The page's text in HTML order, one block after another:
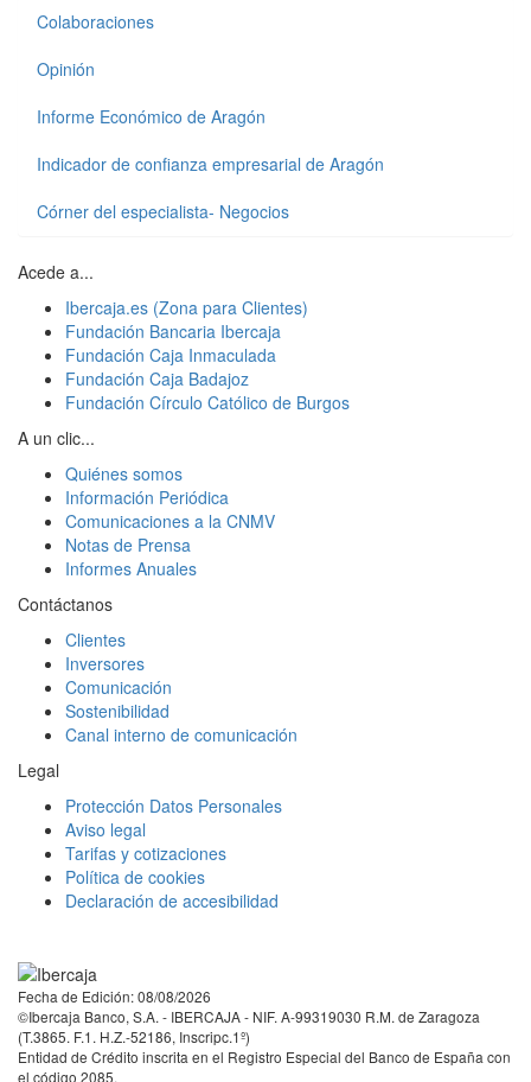
Colaboraciones
Opinión
Informe Económico de Aragón
Indicador de confianza empresarial de Aragón
Córner del especialista- Negocios
Acede a...
Ibercaja.es (Zona para Clientes)
Fundación Bancaria Ibercaja
Fundación Caja Inmaculada
Fundación Caja Badajoz
Fundación Círculo Católico de Burgos
A un clic...
Quiénes somos
Información Periódica
Comunicaciones a la CNMV
Notas de Prensa
Informes Anuales
Contáctanos
Clientes
Inversores
Comunicación
Sostenibilidad
Canal interno de comunicación
Legal
Protección Datos Personales
Aviso legal
Tarifas y cotizaciones
Política de cookies
Declaración de accesibilidad
Fecha de Edición: 08/08/2026
©Ibercaja Banco, S.A. - IBERCAJA - NIF. A-99319030 R.M. de Zaragoza
(T.3865. F.1. H.Z.-52186, Inscripc.1º)
Entidad de Crédito inscrita en el Registro Especial del Banco de España con
el código 2085.